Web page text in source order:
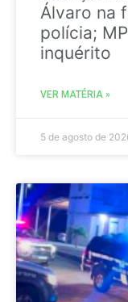
Álvaro na
polícia;
inquérito
VER MATÉRIA »
5 de agosto de